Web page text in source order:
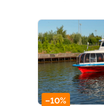
–10%